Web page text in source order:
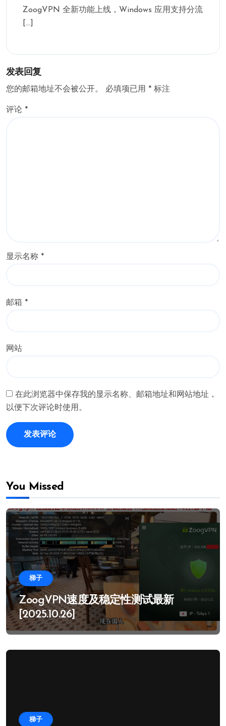
ZoogVPN 全新功能上线，Windows 应用支持分流
[…]
发表回复
您的邮箱地址不会被公开。 必填项已用 * 标注
评论 *
显示名称 *
邮箱 *
网站
在此浏览器中保存我的显示名称、邮箱地址和网站地址，
以便下次评论时使用。
You Missed
梯子
ZoogVPN速度及稳定性测试最新
[2025.10.26]
梯子